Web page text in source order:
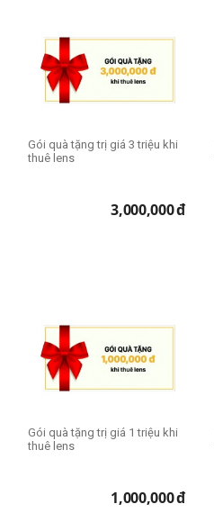
Gói quà tặng trị giá 3 triệu khi
thuê lens
3,000,000đ
Gói quà tặng trị giá 1 triệu khi
thuê lens
1,000,000đ